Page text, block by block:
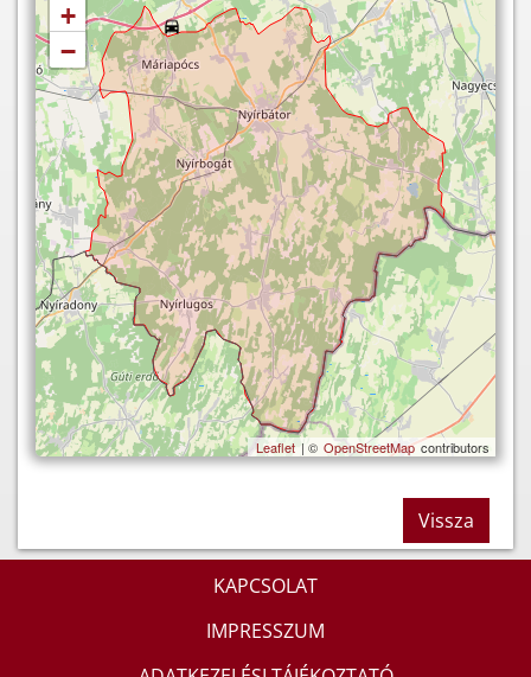
+
−
Leaflet | © OpenStreetMapcontributors
Vissza
KAPCSOLAT
IMPRESSZUM